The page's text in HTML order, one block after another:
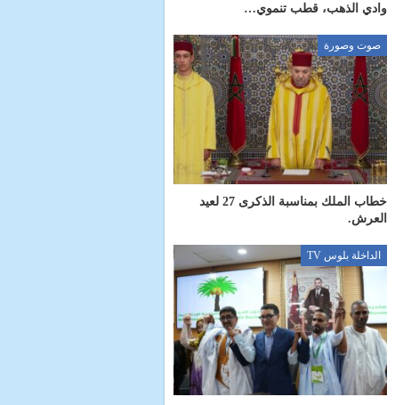
وادي الذهب، قطب تنموي…
صوت وصورة
خطاب الملك بمناسبة الذكرى 27 لعيد
العرش.
الداخلة بلوس TV